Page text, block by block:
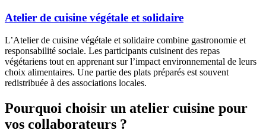
Atelier de cuisine végétale et solidaire
L’Atelier de cuisine végétale et solidaire combine gastronomie et
responsabilité sociale. Les participants cuisinent des repas
végétariens tout en apprenant sur l’impact environnemental de leurs
choix alimentaires. Une partie des plats préparés est souvent
redistribuée à des associations locales.
Pourquoi choisir un atelier cuisine pour
vos collaborateurs ?